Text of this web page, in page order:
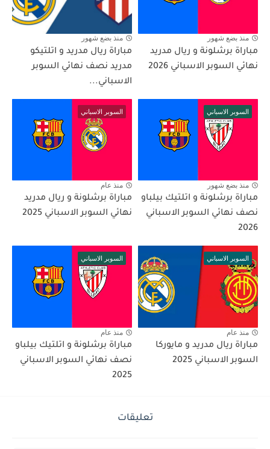
منذ بضع شهور
مباراة برشلونة و ريال مدريد
نهائي السوبر الاسباني 2026
منذ بضع شهور
مباراة ريال مدريد و اتلتيكو
مدريد نصف نهائي السوبر
الاسباني...
السوبر الاسباني
منذ بضع شهور
مباراة برشلونة و اتلتيك بيلباو
نصف نهائي السوبر الاسباني
2026
السوبر الاسباني
منذ عام
مباراة برشلونة و ريال مدريد
نهائي السوبر الاسباني 2025
السوبر الاسباني
منذ عام
مباراة ريال مدريد و مايوركا
السوبر الاسباني 2025
السوبر الاسباني
منذ عام
مباراة برشلونة و اتلتيك بيلباو
نصف نهائي السوبر الاسباني
2025
تعليقات